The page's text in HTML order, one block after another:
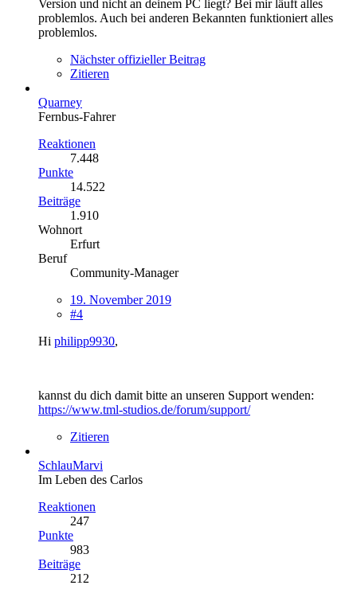
Version und nicht an deinem PC liegt? Bei mir läuft alles
problemlos. Auch bei anderen Bekannten funktioniert alles
problemlos.
Nächster offizieller Beitrag
Zitieren
Quarney
Fernbus-Fahrer
Reaktionen
7.448
Punkte
14.522
Beiträge
1.910
Wohnort
Erfurt
Beruf
Community-Manager
19. November 2019
#4
Hi philipp9930,
kannst du dich damit bitte an unseren Support wenden:
https://www.tml-studios.de/forum/support/
Zitieren
SchlauMarvi
Im Leben des Carlos
Reaktionen
247
Punkte
983
Beiträge
212